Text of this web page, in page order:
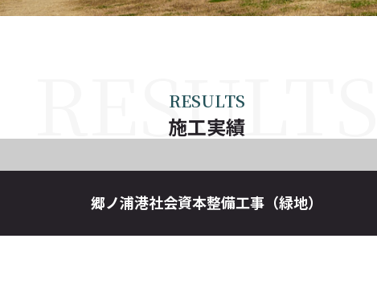
RESULTS
施工実績
郷ノ浦港社会資本整備工事（緑地）